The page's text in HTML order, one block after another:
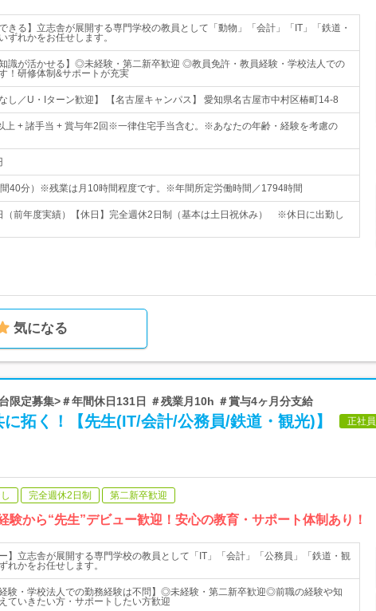
きる】立志舎が展開する専門学校の教員として「動物」「会計」「IT」「鉄道・
ずれかをお任せします。
知識が活かせる】◎未経験・第二新卒歓迎 ◎教員免許・教員経験・学校法人での
！研修体制&サポートが充実
し／U・Iターン歓迎】 【名古屋キャンパス】 愛知県名古屋市中村区椿町14-8
上 + 諸手当 + 賞与年2回※一律住宅手当含む。※あなたの年齢・経験を考慮の
40分）※残業は月10時間程度です。※年間所定労働時間／1794時間
前年度実績）【休日】完全週休2日制（基本は土日祝休み） ※休日に出勤し
気になる
限定募集>＃年間休日131日 ＃残業月10h ＃賞与4ヶ月分支給
拓く！【先生(IT/会計/公務員/鉄道・観光)】 正社員
完全週休2日制 第二新卒歓迎
験から“先生”デビュー歓迎！安心の教育・サポート体制あり！
】立志舎が展開する専門学校の教員として「IT」「会計」「公務員」「鉄道・観
れかをお任せします。
経験・学校法人での勤務経験は不問】◎未経験・第二新卒歓迎◎前職の経験や知
ていきたい方・サポートしたい方歓迎